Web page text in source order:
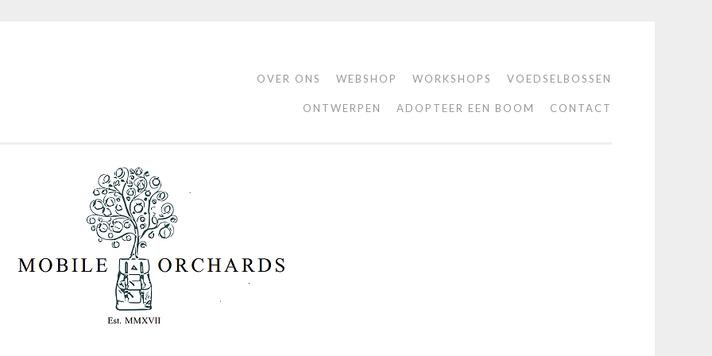
OVER ONS WEBSHOP WORKSHOPS VOEDSELBOSSEN
ONTWERPEN ADOPTEER EEN BOOM CONTACT